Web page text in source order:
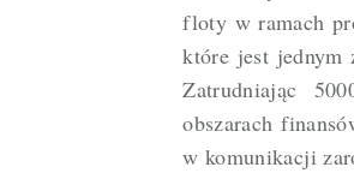
floty w ramach
które jest jednym
Zatrudniając
obszarach
w komunikacji